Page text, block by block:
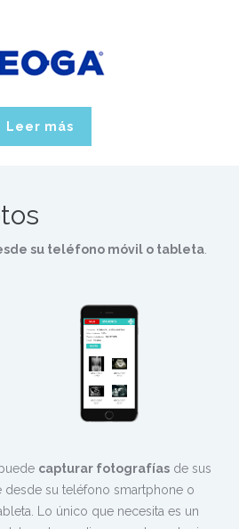
Leer más
su teléfono móvil o tableta
capturar fotografías de sus
desde su teléfono smartphone o
Lo único que necesita es un